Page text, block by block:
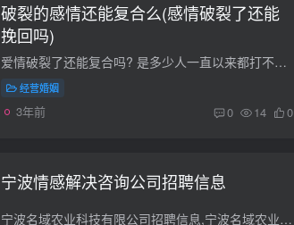
破裂的感情还能复合么(感情破裂了还能
挽回吗)
爱情破裂了还能复合吗? 是多少人一直以来都打不开的一个心结，曾经的你们把对方当做依靠，也当做一个和你能够抱团取暖，能够带给你幸福的人。但相处一段时间过后，你们又发现了对方有那么多缺点...
经营婚姻
3年前 0 14 0
宁波情感解决咨询公司招聘信息
宁波名域农业科技有限公司招聘信息,宁波名域农业科技有限公司怎么样？ 钉钉企典 数据来源：以下信息来自企业征信机构，更多详细企业风险数据，公司官网，公司简介，可在上面进行查询，更多公司...